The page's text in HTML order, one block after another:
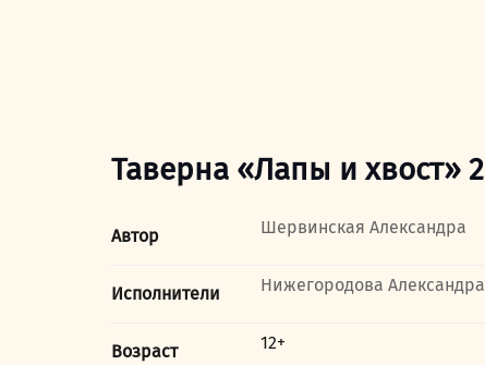
Таверна «Лапы и хвост» 2
Автор Шервинская Александра
Исполнители Нижегородова Александра
Возраст 12+